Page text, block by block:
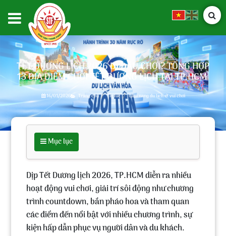
TẾT DƯƠNG LỊCH 2026 ĐI ĐÂU CHƠI? TỔNG HỢP
13 ĐỊA ĐIỂM CHƠI TẾT DƯƠNG LỊCH TẠI TP.HCM
16/01/2026 Trang chủ Tin tức Cẩm nang du lịch & vui chơi
Mục lục
Dịp Tết Dương lịch 2026, TP.HCM diễn ra nhiều
hoạt động vui chơi, giải trí sôi động như chương
trình countdown, bắn pháo hoa và tham quan
các điểm đến nổi bật với nhiều chương trình, sự
kiện hấp dẫn phục vụ người dân và du khách.